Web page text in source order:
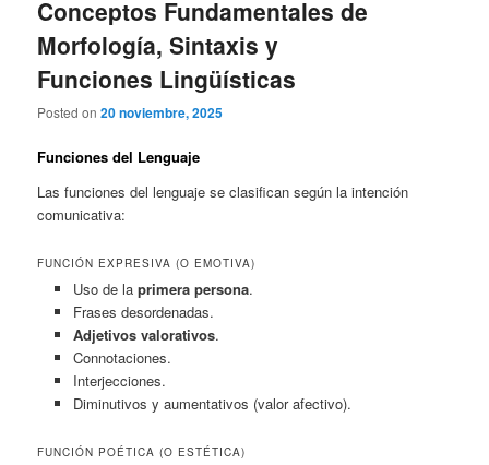
Conceptos Fundamentales de
Morfología, Sintaxis y
Funciones Lingüísticas
Posted on20 noviembre, 2025
Funciones del Lenguaje
Las funciones del lenguaje se clasifican según la intención
comunicativa:
FUNCIÓN EXPRESIVA (O EMOTIVA)
Uso de la primera persona.
Frases desordenadas.
Adjetivos valorativos.
Connotaciones.
Interjecciones.
Diminutivos y aumentativos (valor afectivo).
FUNCIÓN POÉTICA (O ESTÉTICA)